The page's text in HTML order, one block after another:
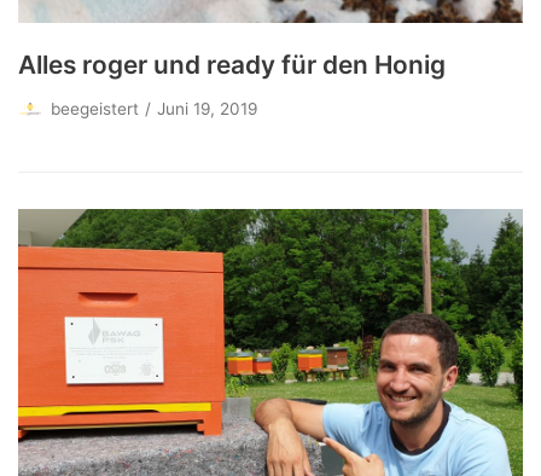
Alles roger und ready für den Honig
beegeistert Juni 19, 2019